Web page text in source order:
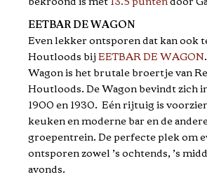
EETBAR DE WAGON
Even lekker ontsporen dat kan ook
Houtloods bij EETBAR DE WAGON
Wagon is het brutale broertje van
Houtloods. De Wagon bevindt zich
1900 en 1930. Eén rijtuig is
keuken en moderne bar en de
groepentrein. De perfecte plek om
ontsporen zowel ’s ochtends, ’s
avonds.